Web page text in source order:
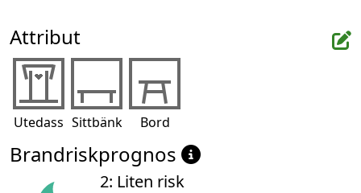
Attribut
Utedass Sittbänk Bord
Brandriskprognos
2: Liten risk